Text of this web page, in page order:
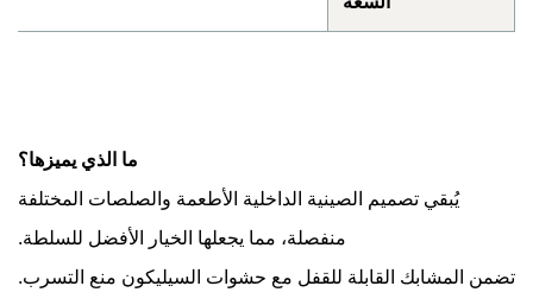
ما الذي يميزها؟
يُبقي تصميم الصينية الداخلية الأطعمة والصلصات المختلفة
منفصلة، مما يجعلها الخيار الأفضل للسلطة.
المشابك القابلة للقفل مع حشوات السيليكون منع التسرب.